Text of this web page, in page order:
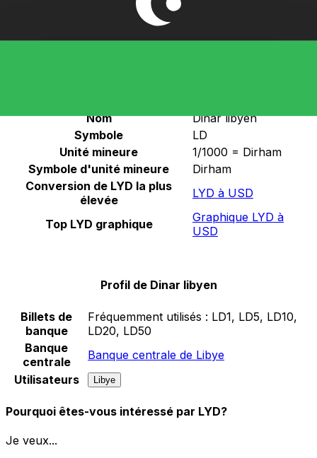
Sélectionnez une devise
LYD -Dinar libyen Continuer
Nom
Dinar libyen
Symbole
LD
Unité mineure
1/1000 = Dirham
Symbole d'unité mineure
Dirham
Conversion de LYD la plus
élevée
LYD à USD
Top LYD graphique
Graphique LYD à
USD
Profil de Dinar libyen
Billets de
banque
Fréquemment utilisés : LD1, LD5, LD10,
LD20, LD50
Banque
centrale
Banque centrale de Libye
Utilisateurs
Libye
Pourquoi êtes-vous intéressé par LYD?
Je veux...